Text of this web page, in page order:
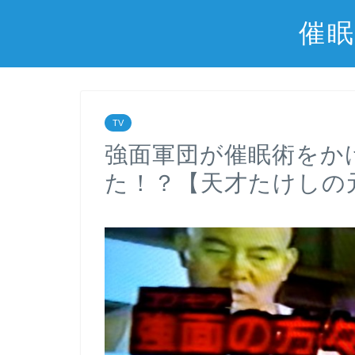
催
TV
強面軍団が催眠術を
た！？【天才たけし